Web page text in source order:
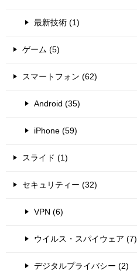
最新技術 (1)
ゲーム (5)
スマートフォン (62)
Android (35)
iPhone (59)
スライド (1)
セキュリティー (32)
VPN (6)
ウイルス・スパイウェア (7)
デジタルプライバシー (2)